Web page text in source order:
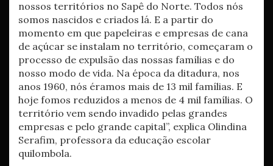
nossos territórios no Sapê do Norte. Todos nós
somos nascidos e criados lá. E a partir do
momento em que papeleiras e empresas de cana
de açúcar se instalam no território, começaram o
processo de expulsão das nossas famílias e do
nosso modo de vida. Na época da ditadura, nos
anos 1960, nós éramos mais de 13 mil famílias. E
hoje fomos reduzidos a menos de 4 mil famílias. O
território vem sendo invadido pelas grandes
empresas e pelo grande capital”, explica Olindina
Serafim, professora da educação escolar
quilombola.